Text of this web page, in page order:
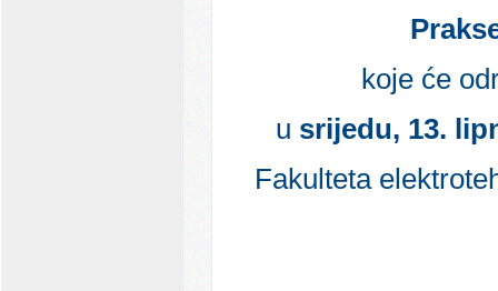
kojeće
u srijedu, 13.
Fakulteta